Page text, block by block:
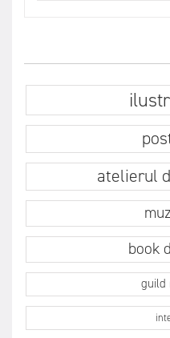
atelierul
book
guild